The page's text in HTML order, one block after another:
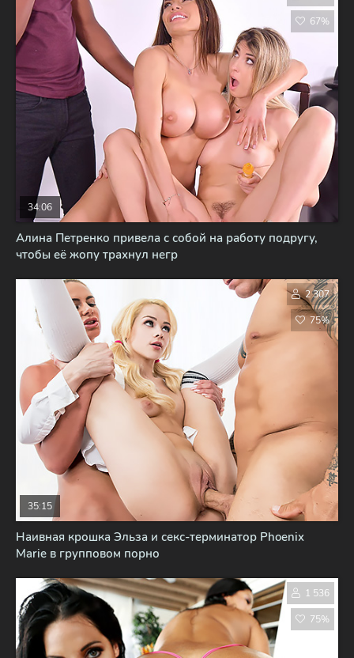
Алина Петренко привела с собой на работу подругу,
чтобы её жопу трахнул негр
34:06
67%
Наивная крошка Эльза и секс-терминатор Phoenix
Marie в групповом порно
35:15
2 307
75%
1 536
75%